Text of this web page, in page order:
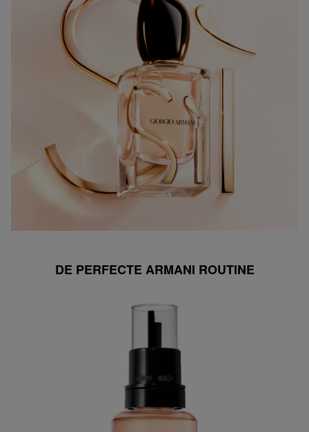
DE PERFECTE ARMANI ROUTINE